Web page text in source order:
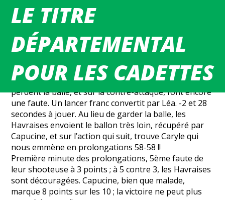
LE TITRE
DÉPARTEMENTAL
POUR LES CADETTES
ne se sont pas découragées même à -14 pour recoller
à -2 avant le 4ème quart temps. Dans ce dernier quart
temps assez équilibré, les Cheminots perdent leur
joueuse n°10 pour 5 fautes, qui nous a fait mal. Une
convertis par Camille. -3 et 41 secondes à jouer. Les
Cheminots sont à quatre. Sur la remise en jeu, elles
perdent la balle, et sur la contre-attaque, font encore
une faute. Un lancer franc convertit par Léa. -2 et 28
secondes à jouer. Au lieu de garder la balle, les
Havraises envoient le ballon très loin, récupéré par
Capucine, et sur l’action qui suit, trouve Caryle qui
nous emmène en prolongations 58-58 !!
Première minute des prolongations, 5ème faute de
leur shooteuse à 3 points ; à 5 contre 3, les Havraises
sont découragées. Capucine, bien que malade,
marque 8 points sur les 10 ; la victoire ne peut plus